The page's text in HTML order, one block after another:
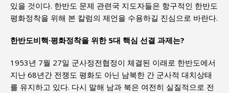
있을 것이다. 한반도 문제 관련국 지도자들은 항구적인 한반도
평화정착을 위해 본 칼럼의 제언을 수용하길 진심으로 바란다.
한반도비핵·평화정착을 위한 5대 핵심 선결 과제는?
1953년 7월 27일 군사정전협정이 체결된 이래로 한반도에서
지난 68년간 전쟁도 평화도 아닌 남북한 간 군사적 대치상태
를 유지하고 있다. 다시 말해 남과 북은 여전히 실질적으로 전